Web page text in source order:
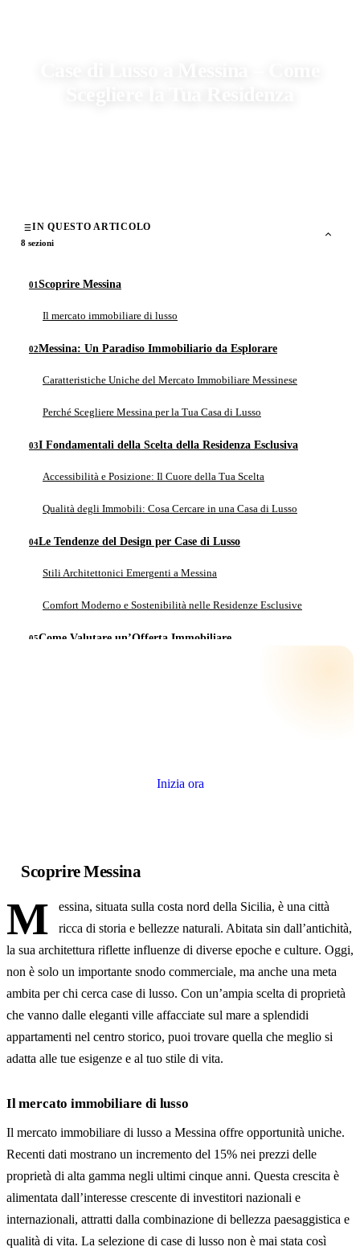
Scoprire Messina
M
essina, situata sulla costa nord della Sicilia, è una città
ricca di storia e bellezze naturali. Abitata sin dall’antichità,
la sua architettura riflette influenze di diverse epoche e culture. Oggi,
non è solo un importante snodo commerciale, ma anche una meta
ambita per chi cerca case di lusso. Con un’ampia scelta di proprietà
che vanno dalle eleganti ville affacciate sul mare a splendidi
appartamenti nel centro storico, puoi trovare quella che meglio si
adatta alle tue esigenze e al tuo stile di vita.
Il mercato immobiliare di lusso
Il mercato immobiliare di lusso a Messina offre opportunità uniche.
Recenti dati mostrano un incremento del 15% nei prezzi delle
proprietà di alta gamma negli ultimi cinque anni. Questa crescita è
alimentata dall’interesse crescente di investitori nazionali e
internazionali, attratti dalla combinazione di bellezza paesaggistica e
qualità di vita. La selezione di case di lusso non è mai stata così
IN QUESTO ARTICOLO
8 sezioni
Scoprire Messina
Il mercato immobiliare di lusso
Messina: Un Paradiso Immobiliario da Esplorare
Caratteristiche Uniche del Mercato Immobiliare Messinese
Perché Scegliere Messina per la Tua Casa di Lusso
I Fondamentali della Scelta della Residenza Esclusiva
Accessibilità e Posizione: Il Cuore della Tua Scelta
Qualità degli Immobili: Cosa Cercare in una Casa di Lusso
Le Tendenze del Design per Case di Lusso
Stili Architettonici Emergenti a Messina
Comfort Moderno e Sostenibilità nelle Residenze Esclusive
Come Valutare un’Offerta Immobiliare
FAQ
Inizia ora